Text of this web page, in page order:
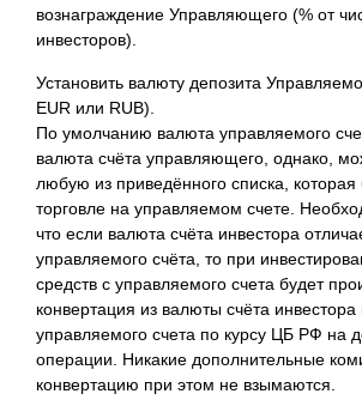
вознаграждение Управляющего (% от
инвесторов).
Установить валюту депозита
EUR или RUB).
По умолчанию валюта управляемого
валюта счёта управляющего, однако,
любую из приведённого списка, которая
торговле на управляемом счете.
что если валюта счёта инвестора
управляемого счёта, то при
средств с управляемого счета будет
конвертация из валюты счёта инвестора
управляемого счета по курсу ЦБ РФ на
операции. Никакие дополнительные
конвертацию при этом не взымаются.